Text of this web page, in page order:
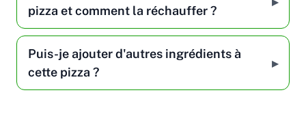
pizza et comment la réchauffer ?
Puis-je ajouter d'autres ingrédients à
cette pizza ?